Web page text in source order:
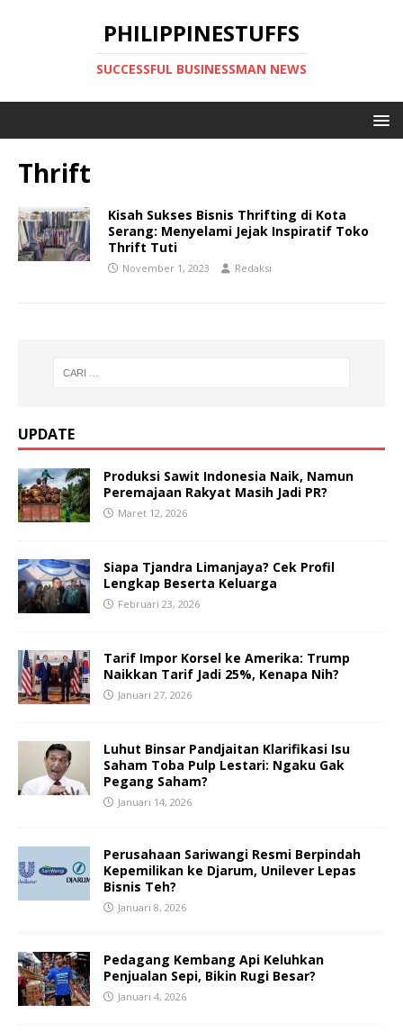
PHILIPPINESTUFFS
SUCCESSFUL BUSINESSMAN NEWS
Thrift
Kisah Sukses Bisnis Thrifting di Kota
Serang: Menyelami Jejak Inspiratif Toko
Thrift Tuti
November 1, 2023 Redaksi
UPDATE
Produksi Sawit Indonesia Naik, Namun
Peremajaan Rakyat Masih Jadi PR?
Maret 12, 2026
Siapa Tjandra Limanjaya? Cek Profil
Lengkap Beserta Keluarga
Februari 23, 2026
Tarif Impor Korsel ke Amerika: Trump
Naikkan Tarif Jadi 25%, Kenapa Nih?
Januari 27, 2026
Luhut Binsar Pandjaitan Klarifikasi Isu
Saham Toba Pulp Lestari: Ngaku Gak
Pegang Saham?
Januari 14, 2026
Perusahaan Sariwangi Resmi Berpindah
Kepemilikan ke Djarum, Unilever Lepas
Bisnis Teh?
Januari 8, 2026
Pedagang Kembang Api Keluhkan
Penjualan Sepi, Bikin Rugi Besar?
Januari 4, 2026